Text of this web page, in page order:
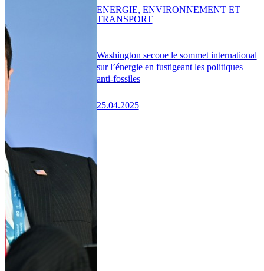
Washington secoue le sommet international
sur l’énergie en fustigeant les politiques
anti-fossiles
25.04.2025
ENERGIE, ENVIRONNEMENT ET
TRANSPORT